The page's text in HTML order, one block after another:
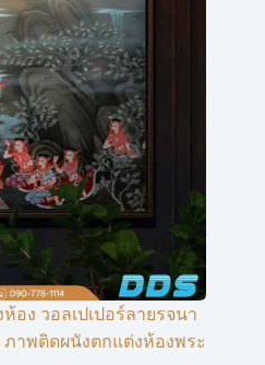
อง วอลเปเปอร์ลายรจนา
าพติดผนังตกแต่งห้องพระ